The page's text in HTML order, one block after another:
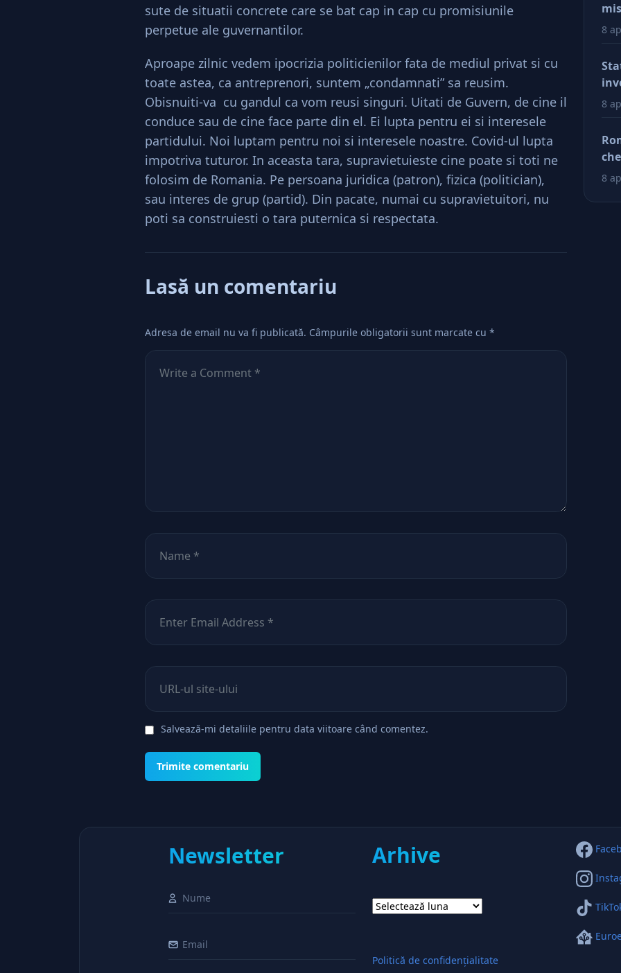
sute de situatii concrete care se bat cap in cap cu promisiunile
perpetue ale guvernantilor.
Aproape zilnic vedem ipocrizia politicienilor fata de mediul privat si cu
toate astea, ca antreprenori, suntem „condamnati” sa reusim.
Obisnuiti-va cu gandul ca vom reusi singuri. Uitati de Guvern, de cine il
conduce sau de cine face parte din el. Ei lupta pentru ei si interesele
partidului. Noi luptam pentru noi si interesele noastre. Covid-ul lupta
impotriva tuturor. In aceasta tara, supravietuieste cine poate si toti ne
folosim de Romania. Pe persoana juridica (patron), fizica (politician),
sau interes de grup (partid). Din pacate, numai cu supravietuitori, nu
poti sa construiesti o tara puternica si respectata.
Lasă un comentariu
Adresa de email nu va fi publicată. Câmpurile obligatorii sunt marcate cu *
Salvează-mi detaliile pentru data viitoare când comentez.
8
rău
8
8
Newsletter Arhive
Arhive
Politică de confidențialitate